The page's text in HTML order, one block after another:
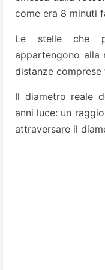
come era 8 minuti
Le stelle che
appartengono alla
distanze
Il diametro reale
anni luce: un
attraversare il